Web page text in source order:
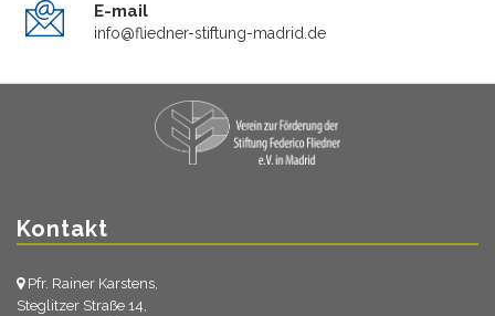
E-mail
info@fliedner-stiftung-madrid.de
Kontakt
Pfr. Rainer Karstens,
Steglitzer Straße 14,